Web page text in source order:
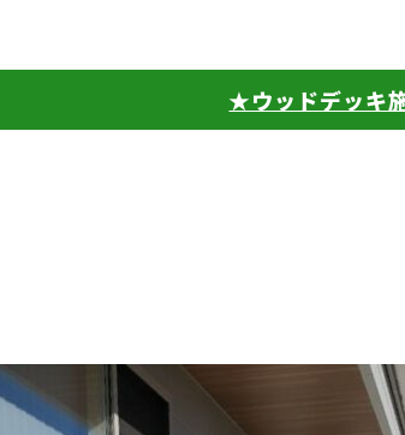
★ウッドデッキ